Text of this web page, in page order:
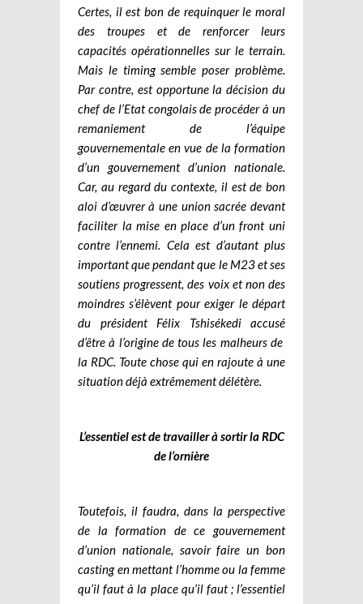
Certes, il est bon de requinquer le moral
des troupes et de renforcer leurs
capacités opérationnelles sur le terrain.
Mais le timing semble poser problème.
Par contre, est opportune la décision du
chef de l’Etat congolais de procéder à un
remaniement de l’équipe
gouvernementale en vue de la formation
d’un gouvernement d’union nationale.
Car, au regard du contexte, il est de bon
aloi d’œuvrer à une union sacrée devant
faciliter la mise en place d’un front uni
contre l’ennemi. Cela est d’autant plus
important que pendant que le M23 et ses
soutiens progressent, des voix et non des
moindres s’élèvent pour exiger le départ
du président Félix Tshisékedi accusé
d’être à l’origine de tous les malheurs de
la RDC. Toute chose qui en rajoute à une
situation déjà extrêmement délétère.
L’essentiel est de travailler à sortir la RDC
de l’ornière
Toutefois, il faudra, dans la perspective
de la formation de ce gouvernement
d’union nationale, savoir faire un bon
casting en mettant l’homme ou la femme
qu’il faut à la place qu’il faut ; l’essentiel